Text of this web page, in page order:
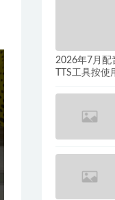
2026年7月配
TTS工具按